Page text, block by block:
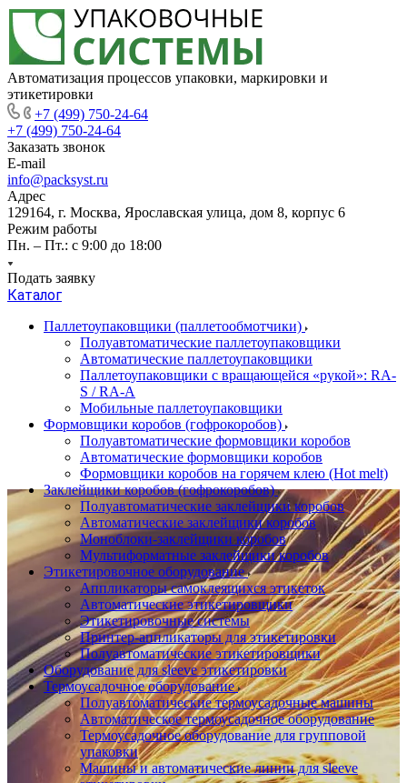
Автоматизация процессов упаковки, маркировки и
этикетировки
+7 (499) 750-24-64
+7 (499) 750-24-64
Заказать звонок
E-mail
info@packsyst.ru
Адрес
129164, г. Москва, Ярославская улица, дом 8, корпус 6
Режим работы
Пн. – Пт.: с 9:00 до 18:00
Подать заявку
Каталог
Паллетоупаковщики (паллетообмотчики)
Полуавтоматические паллетоупаковщики
Автоматические паллетоупаковщики
Паллетоупаковщики с вращающейся «рукой»: RA-
S / RA-A
Мобильные паллетоупаковщики
Формовщики коробов (гофрокоробов)
Полуавтоматические формовщики коробов
Автоматические формовщики коробов
Формовщики коробов на горячем клею (Hot melt)
Заклейщики коробов (гофрокоробов)
Полуавтоматические заклейщики коробов
Автоматические заклейщики коробов
Моноблоки-заклейщики коробов
Мультиформатные заклейщики коробов
Этикетировочное оборудование
Аппликаторы самоклеящихся этикеток
Автоматические этикетировщики
Этикетировочные системы
Принтер-аппликаторы для этикетировки
Полуавтоматические этикетировщики
Оборудование для sleeve этикетировки
Термоусадочное оборудование
Полуавтоматические термоусадочные машины
Автоматическое термоусадочное оборудование
Термоусадочное оборудование для групповой
упаковки
Машины и автоматические линии для sleeve